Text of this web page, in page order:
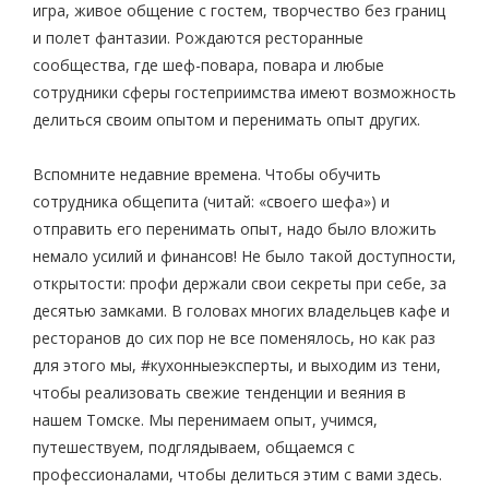
игра, живое общение с гостем, творчество без границ
и полет фантазии. Рождаются ресторанные
сообщества, где шеф-повара, повара и любые
сотрудники сферы гостеприимства имеют возможность
делиться своим опытом и перенимать опыт других.
Вспомните недавние времена. Чтобы обучить
сотрудника общепита (читай: «своего шефа») и
отправить его перенимать опыт, надо было вложить
немало усилий и финансов! Не было такой доступности,
открытости: профи держали свои секреты при себе, за
десятью замками. В головах многих владельцев кафе и
ресторанов до сих пор не все поменялось, но как раз
для этого мы, #кухонныеэксперты, и выходим из тени,
чтобы реализовать свежие тенденции и веяния в
нашем Томске. Мы перенимаем опыт, учимся,
путешествуем, подглядываем, общаемся с
профессионалами, чтобы делиться этим с вами здесь.